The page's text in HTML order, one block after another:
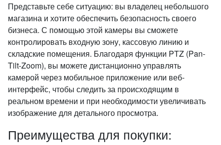
Представьте себе ситуацию: вы владелец небольшого
магазина и хотите обеспечить безопасность своего
бизнеса. С помощью этой камеры вы сможете
контролировать входную зону, кассовую линию и
складские помещения. Благодаря функции PTZ (Pan-
Tilt-Zoom), вы можете дистанционно управлять
камерой через мобильное приложение или веб-
интерфейс, чтобы следить за происходящим в
реальном времени и при необходимости увеличивать
изображение для детального просмотра.
Преимущества для покупки: